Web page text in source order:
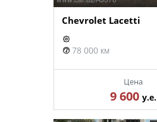
Chevrolet Lacetti
78 000 км
Цена
9 600 у.е.